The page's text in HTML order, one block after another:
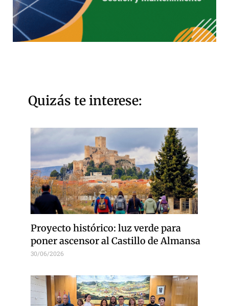
Quizás te interese:
Proyecto histórico: luz verde para
poner ascensor al Castillo de Almansa
30/06/2026